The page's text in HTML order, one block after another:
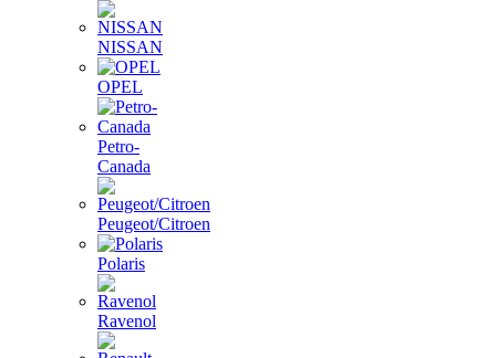
NISSAN
OPEL
Petro-
Canada
Peugeot/Citroen
Polaris
Ravenol